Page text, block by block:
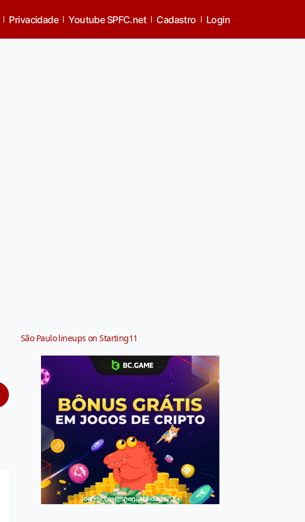
Privacidade Youtube SPFC.net Cadastro Login
São Paulo lineups on Starting11
Jogue com responsabilidade. 18+